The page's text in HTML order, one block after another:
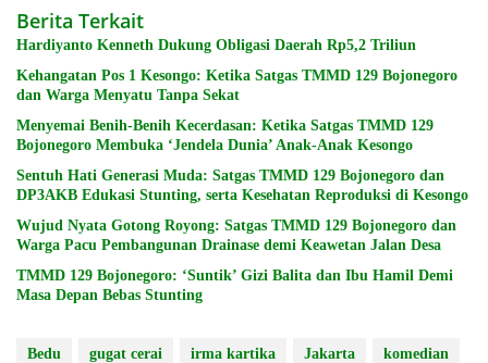
Berita Terkait
Hardiyanto Kenneth Dukung Obligasi Daerah Rp5,2 Triliun
Kehangatan Pos 1 Kesongo: Ketika Satgas TMMD 129 Bojonegoro
dan Warga Menyatu Tanpa Sekat
Menyemai Benih-Benih Kecerdasan: Ketika Satgas TMMD 129
Bojonegoro Membuka ‘Jendela Dunia’ Anak-Anak Kesongo
Sentuh Hati Generasi Muda: Satgas TMMD 129 Bojonegoro dan
DP3AKB Edukasi Stunting, serta Kesehatan Reproduksi di Kesongo
Wujud Nyata Gotong Royong: Satgas TMMD 129 Bojonegoro dan
Warga Pacu Pembangunan Drainase demi Keawetan Jalan Desa
TMMD 129 Bojonegoro: ‘Suntik’ Gizi Balita dan Ibu Hamil Demi
Masa Depan Bebas Stunting
Bedu gugat cerai irma kartika Jakarta komedian